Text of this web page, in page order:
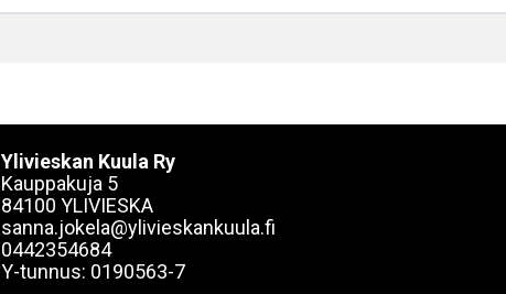
Ylivieskan Kuula Ry
Kauppakuja 5
84100 YLIVIESKA
sanna.jokela@ylivieskankuula.fi
0442354684
Y-tunnus: 0190563-7